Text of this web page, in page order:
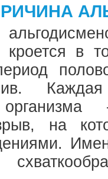
кроется в
на